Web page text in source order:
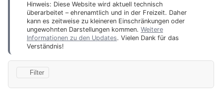
Hinweis: Diese Website wird aktuell technisch
überarbeitet – ehrenamtlich und in der Freizeit. Daher
kann es zeitweise zu kleineren Einschränkungen oder
ungewohnten Darstellungen kommen. Weitere
Informationen zu den Updates. Vielen Dank für das
Verständnis!
Filter